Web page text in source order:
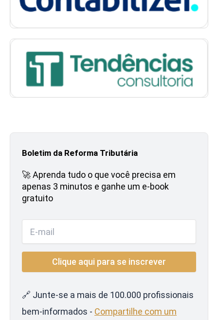
Boletim da Reforma Tributária
🚀 Aprenda tudo o que você precisa em
apenas 3 minutos e ganhe um e-book
gratuito
🔗 Junte-se a mais de 100.000 profissionais
bem-informados - Compartilhe com um